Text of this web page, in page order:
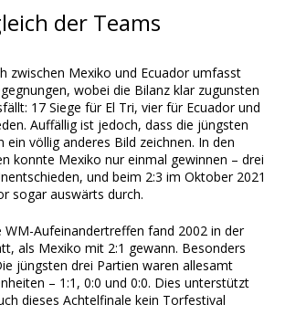
der Teams
zwischen Mexiko und Ecuador umfasst
wobei die Bilanz klar zugunsten
17 Siege für El Tri, vier für Ecuador und
Auffällig ist jedoch, dass die jüngsten
ein völlig anderes Bild zeichnen. In den
konnte Mexiko nur einmal gewinnen – drei
und beim 2:3 im Oktober 2021
sogar auswärts durch.
WM-Aufeinandertreffen fand 2002 in der
als Mexiko mit 2:1 gewann. Besonders
jüngsten drei Partien waren allesamt
– 1:1, 0:0 und 0:0. Dies unterstützt
dieses Achtelfinale kein Torfestival